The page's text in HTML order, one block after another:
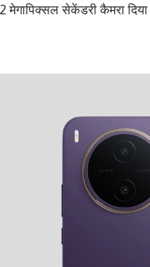
मेगापिक्सल सेकेंडरी कैमरा